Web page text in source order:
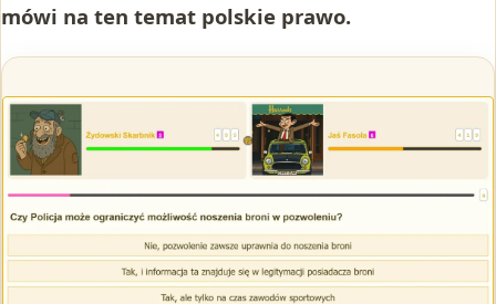
mówi na ten temat polskie prawo.